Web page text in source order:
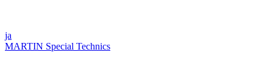
ja
MARTIN Special Technics